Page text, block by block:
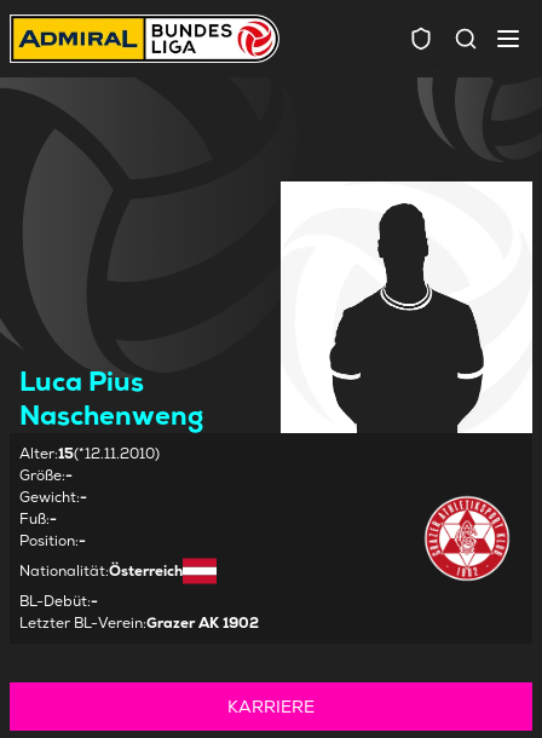
Luca Pius
Naschenweng
Alter:15(*12.11.2010)
Größe:-
Gewicht:-
Fuß:-
Position:-
Nationalität:Österreich
BL-Debüt:-
Letzter BL-Verein:Grazer AK 1902
KARRIERE